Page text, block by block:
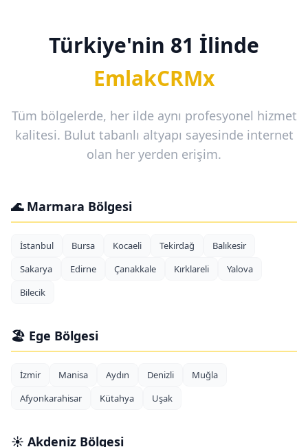
Türkiye'nin 81 İlinde
EmlakCRMx
Tüm bölgelerde, her ilde aynı profesyonel hizmet
kalitesi. Bulut tabanlı altyapı sayesinde internet
olan her yerden erişim.
🌊 Marmara Bölgesi
İstanbul Bursa Kocaeli Tekirdağ
Balıkesir
Sakarya
Edirne Çanakkale Kırklareli
Yalova
Bilecik
🏖️ Ege Bölgesi
İzmir Manisa Aydın Denizli
Muğla
Afyonkarahisar
Kütahya Uşak
☀️ Akdeniz Bölgesi